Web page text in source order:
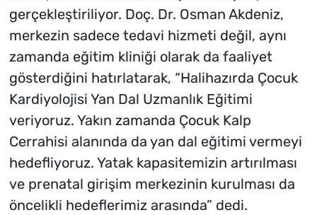
gerçekleştiriliyor. Doç. Dr. Osman Akdeniz,
merkezin sadece tedavi hizmeti değil, aynı
zamanda eğitim kliniği olarak da faaliyet
gösterdiğini hatırlatarak, “Halihazırda Çocuk
Kardiyolojisi Yan Dal Uzmanlık Eğitimi
veriyoruz. Yakın zamanda Çocuk Kalp
Cerrahisi alanında da yan dal eğitimi vermeyi
hedefliyoruz. Yatak kapasitemizin artırılması
ve prenatal girişim merkezinin kurulması da
öncelikli hedeflerimiz arasında” dedi.